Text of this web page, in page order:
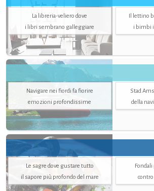
La libreria-veliero dove
i libri sembrano galleggiare
Il lettino
i bimbi
Navigare nei fiordi fa fiorire
emozioni profondissime
Stad
della
Le sagre dove gustare tutto
il sapore più profondo del mare